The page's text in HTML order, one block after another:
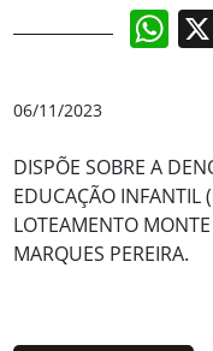
06/11/2023
DISPÕE SOBRE A
EDUCAÇÃO INFANTIL
LOTEAMENTO
MARQUES PEREIRA.